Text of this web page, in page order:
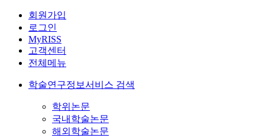
회원가입
로그인
MyRISS
고객센터
전체메뉴
학술연구정보서비스 검색
학위논문
국내학술논문
해외학술논문